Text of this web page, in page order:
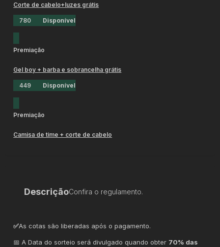
Corte de cabelo+luzes grátis
780 Disponível
Premiação
Gel boy + barba e sobrancelha grátis
449 Disponível
Premiação
Camisa de time + corte de cabelo
DescriçãoConfira o regulamento.
✅As cotas são liberadas após o pagamento.
📅 A Data do sorteio será divulgado quando obter 70% das